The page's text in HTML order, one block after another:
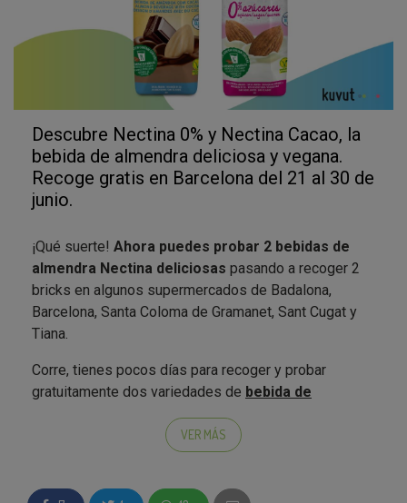
Descubre Nectina 0% y Nectina Cacao, la
bebida de almendra deliciosa y vegana.
Recoge gratis en Barcelona del 21 al 30 de
junio.
¡Qué suerte! Ahora puedes probar 2 bebidas de
almendra Nectina deliciosas pasando a recoger 2
bricks en algunos supermercados de Badalona,
Barcelona, Santa Coloma de Gramanet, Sant Cugat y
Tiana.
Corre, tienes pocos días para recoger y probar
gratuitamente dos variedades de bebida de
almendra Nectina: Nectina 0% y Nectina
Sólo tienes que ir a recogerlas
de proximidad. Date prisa que las
VER MÁS